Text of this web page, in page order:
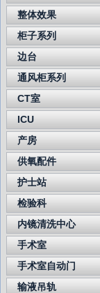
整体效果
柜子系列
边台
通风柜系列
CT室
ICU
产房
供氧配件
护士站
检验科
内镜清洗中心
手术室
手术室自动门
输液吊轨